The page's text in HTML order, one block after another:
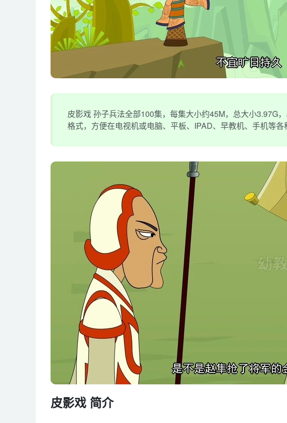
皮影戏 孙子兵法全部100集，每集大小约45M，总大小3.97G
格式，方便在电视机或电脑、平板、IPAD、早教机、手机等各
皮影戏 简介